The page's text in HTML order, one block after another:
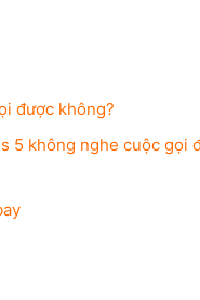
được không?
5 không nghe cuộc gọi